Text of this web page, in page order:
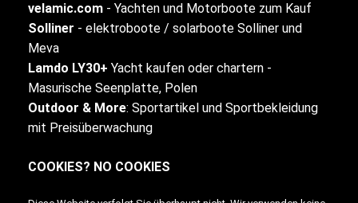
velamic.com - Yachten und Motorboote zum Kauf
Solliner - elektroboote / solarboote Solliner und
Meva
Lamdo LY30+ Yacht kaufen oder chartern -
Masurische Seenplatte, Polen
Outdoor & More: Sportartikel und Sportbekleidung
mit Preisüberwachung
COOKIES? NO COOKIES